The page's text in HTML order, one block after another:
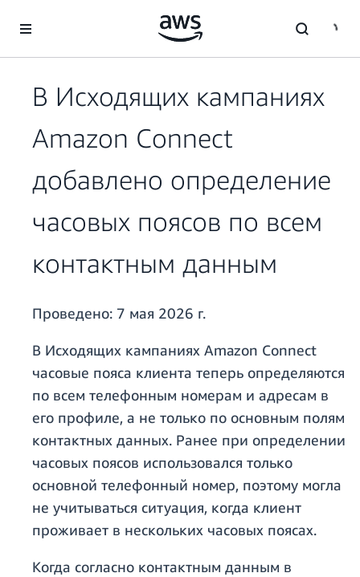
Перейти к главному контенту
В Исходящих кампаниях
Amazon Connect
добавлено определение
часовых поясов по всем
контактным данным
Проведено: 7 мая 2026 г.
В Исходящих кампаниях Amazon Connect
часовые пояса клиента теперь определяются
по всем телефонным номерам и адресам в
его профиле, а не только по основным полям
контактных данных. Ранее при определении
часовых поясов использовался только
основной телефонный номер, поэтому могла
не учитываться ситуация, когда клиент
проживает в нескольких часовых поясах.
Когда согласно контактным данным в